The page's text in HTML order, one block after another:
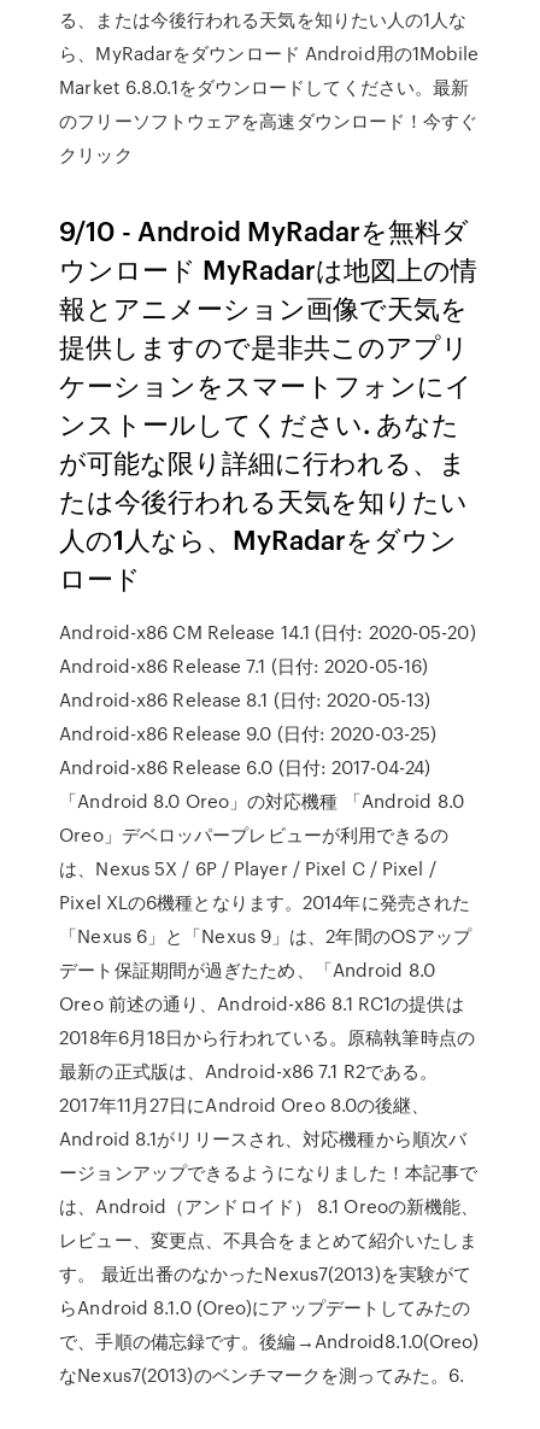
る、または今後行われる天気を知りたい人の1人な
ら、MyRadarをダウンロード Android用の1Mobile
Market 6.8.0.1をダウンロードしてください。最新
のフリーソフトウェアを高速ダウンロード！今すぐ
クリック
9/10 - Android MyRadarを無料ダ
ウンロード MyRadarは地図上の情
報とアニメーション画像で天気を
提供しますので是非共このアプリ
ケーションをスマートフォンにイ
ンストールしてください. あなた
が可能な限り詳細に行われる、ま
たは今後行われる天気を知りたい
人の1人なら、MyRadarをダウン
ロード
Android-x86 CM Release 14.1 (日付: 2020-05-20)
Android-x86 Release 7.1 (日付: 2020-05-16)
Android-x86 Release 8.1 (日付: 2020-05-13)
Android-x86 Release 9.0 (日付: 2020-03-25)
Android-x86 Release 6.0 (日付: 2017-04-24)
「Android 8.0 Oreo」の対応機種 「Android 8.0
Oreo」デベロッパープレビューが利用できるの
は、Nexus 5X / 6P / Player / Pixel C / Pixel /
Pixel XLの6機種となります。2014年に発売された
「Nexus 6」と「Nexus 9」は、2年間のOSアップ
デート保証期間が過ぎたため、「Android 8.0
Oreo 前述の通り、Android-x86 8.1 RC1の提供は
2018年6月18日から行われている。原稿執筆時点の
最新の正式版は、Android-x86 7.1 R2である。
2017年11月27日にAndroid Oreo 8.0の後継、
Android 8.1がリリースされ、対応機種から順次バ
ージョンアップできるようになりました！本記事で
は、Android（アンドロイド） 8.1 Oreoの新機能、
レビュー、変更点、不具合をまとめて紹介いたしま
す。 最近出番のなかったNexus7(2013)を実験がて
らAndroid 8.1.0 (Oreo)にアップデートしてみたの
で、手順の備忘録です。後編→Android8.1.0(Oreo)
なNexus7(2013)のベンチマークを測ってみた。6.